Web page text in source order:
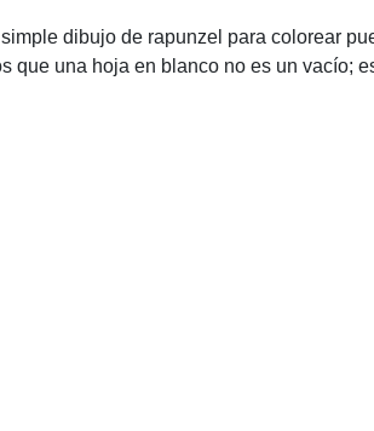
dibujo de rapunzel para colorear
que una hoja en blanco no es un vacío;